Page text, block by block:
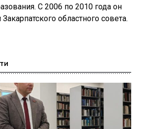
С 2006 по 2010 года он
областного совета.